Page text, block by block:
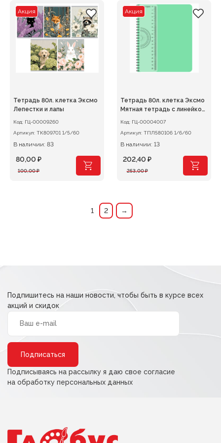
253,00 ₽.
253,00 ₽.
Акция
Тетрадь 80л. клетка Эксмо
Лепестки и лапы
Код: ГЦ-00009260
Артикул:
ТК809701 1/5/60
В наличии: 83
100,00₽
Первоначальная
80,00 ₽
Текущая
Акция
Тетрадь 80л. клетка Эксмо
Мятная тетрадь с линейкой,
Код: ГЦ-00004007
Артикул:
ТПЛ580106 1/6/60
В наличии: 13
253,00₽
Первоначальная
202,40 ₽
Текущая
1 2 →
Подпишитесь на наши новости, чтобы быть в курсе всех
акций и скидок
Подписываясь на рассылку я даю свое согласие
на обработку персональных данных